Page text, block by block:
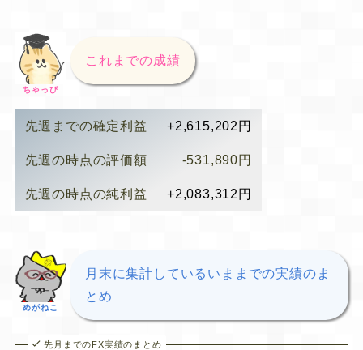
ちゃっぴ
これまでの成績
先週までの確定利益 +2,615,202円
先週の時点の評価額 -531,890円
先週の時点の純利益 +2,083,312円
めがねこ
月末に集計しているいままでの実績のま
とめ
先月までのFX実績のまとめ